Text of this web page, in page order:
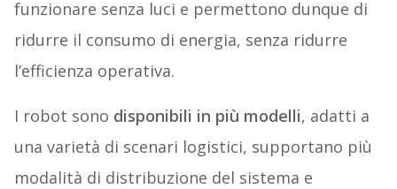
funzionare senza luci e permettono dunque di
ridurre il consumo di energia, senza ridurre
l’efficienza operativa.
I robot sono disponibili in più modelli, adatti a
una varietà di scenari logistici, supportano più
modalità di distribuzione del sistema e